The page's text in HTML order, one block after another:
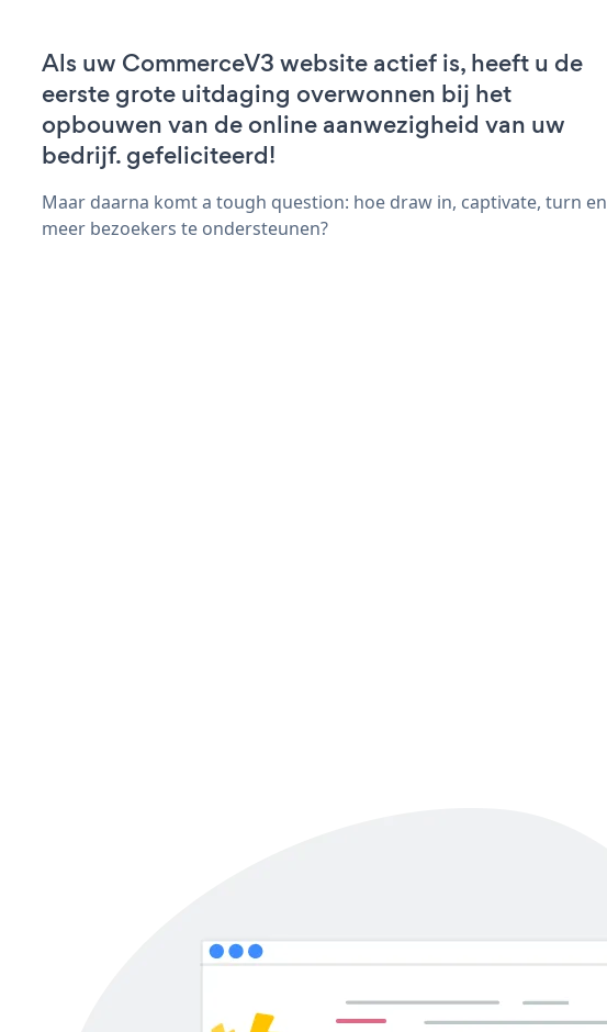
Als uw CommerceV3 website actief is, heeft u de
eerste grote uitdaging overwonnen bij het
opbouwen van de online aanwezigheid van uw
bedrijf. gefeliciteerd!
Maar daarna komt a tough question: hoe draw in, captivate, turn en
meer bezoekers te ondersteunen?